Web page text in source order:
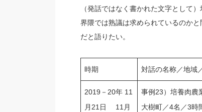
（発話ではなく書かれた文字として
界隈では熟議は求められているのか
だと語りたい。
時期 対話の名称／地域
2019－20年 11
月21日 11月
事例23）培養肉農
大樹町／4名／3時